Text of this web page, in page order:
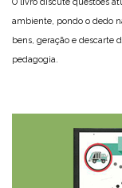
O livro discute questões
ambiente, pondo o dedo
bens, geração e descarte
pedagogia.